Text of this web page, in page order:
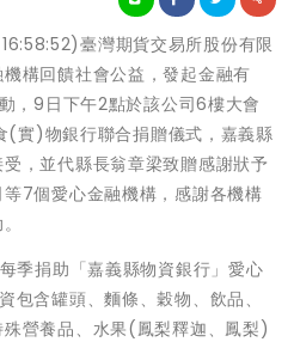
臺灣期貨交易所股份有限
構回饋社會公益，發起金融有
，9日下午2點於該公司6樓大會
(實)物銀行聯合捐贈儀式，嘉義縣
，並代縣長翁章梁致贈感謝狀予
7個愛心金融機構，感謝各機構
季捐助「嘉義縣物資銀行」愛心
包含罐頭、麵條、穀物、飲品、
營養品、水果(鳳梨釋迦、鳳梨)